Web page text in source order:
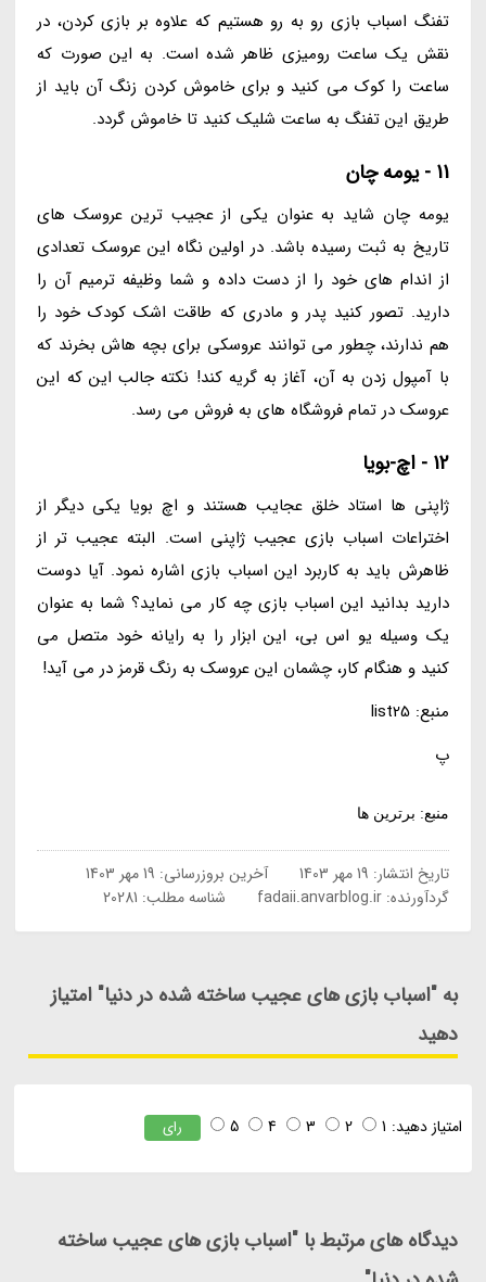
تفنگ اسباب بازی رو به رو هستیم که علاوه بر بازی کردن، در
نقش یک ساعت رومیزی ظاهر شده است. به این صورت که
ساعت را کوک می کنید و برای خاموش کردن زنگ آن باید از
طریق این تفنگ به ساعت شلیک کنید تا خاموش گردد.
11 - یومه چان
یومه چان شاید به عنوان یکی از عجیب ترین عروسک های
تاریخ به ثبت رسیده باشد. در اولین نگاه این عروسک تعدادی
از اندام های خود را از دست داده و شما وظیفه ترمیم آن را
دارید. تصور کنید پدر و مادری که طاقت اشک کودک خود را
هم ندارند، چطور می توانند عروسکی برای بچه هاش بخرند که
با آمپول زدن به آن، آغاز به گریه کند! نکته جالب این که این
عروسک در تمام فروشگاه های به فروش می رسد.
12 - اچ-بویا
ژاپنی ها استاد خلق عجایب هستند و اچ بویا یکی دیگر از
اختراعات اسباب بازی عجیب ژاپنی است. البته عجیب تر از
ظاهرش باید به کاربرد این اسباب بازی اشاره نمود. آیا دوست
دارید بدانید این اسباب بازی چه کار می نماید؟ شما به عنوان
یک وسیله یو اس بی، این ابزار را به رایانه خود متصل می
کنید و هنگام کار، چشمان این عروسک به رنگ قرمز در می آید!
منبع: list25
پ
منبع: برترین ها
تاریخ انتشار: 19 مهر 1403 آخرین بروزرسانی: 19 مهر 1403
گردآورنده:fadaii.anvarblog.ir شناسه مطلب: 20281
به "اسباب بازی های عجیب ساخته شده در دنیا" امتیاز
دهید
امتیاز دهید: 1
2
3
4
5 رای
دیدگاه های مرتبط با "اسباب بازی های عجیب ساخته